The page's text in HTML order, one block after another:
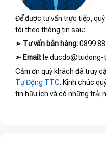
Để được tư vấn trực tiếp,
tôi theo thông tin sau:
➢ Tư vấn bán hàng:0899
➢ Email:
Cảm ơn quý khách đã truy
Tự Động TTC. Kính chúc
tin hữu ích và có những trải